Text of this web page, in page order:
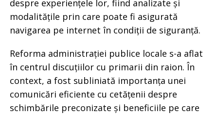
despre experiențele lor, fiind analizate și
modalitățile prin care poate fi asigurată
navigarea pe internet în condiții de siguranță.
Reforma administrației publice locale s-a aflat
în centrul discuțiilor cu primarii din raion. În
context, a fost subliniată importanța unei
comunicări eficiente cu cetățenii despre
schimbările preconizate și beneficiile pe care